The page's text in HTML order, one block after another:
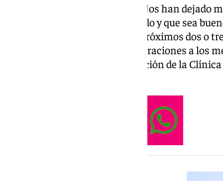
«Estamos trabajando todavía. Nos han dejado
algo que realmente tenga sentido y que sea
a ir a perder el tiempo y en los próximos dos o
vamos a hacer», señaló en declaraciones a los
acto de patrocinio con la fundación de la